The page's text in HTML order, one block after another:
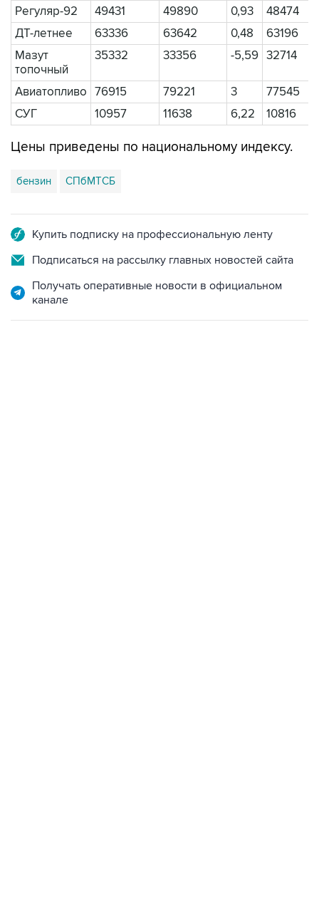
Регуляр-92
49431 49890 0,93
48474
ДТ-летнее
63336 63642 0,48
63196
Мазут
топочный
35332 33356 -5,59 32714
Авиатопливо 76915 79221 3
77545
СУГ
10957 11638 6,22 10816
Цены приведены по национальному индексу.
бензин СПбМТСБ
Купить подписку на профессиональную ленту
Подписаться на рассылку главных новостей сайта
Получать оперативные новости в официальном
канале